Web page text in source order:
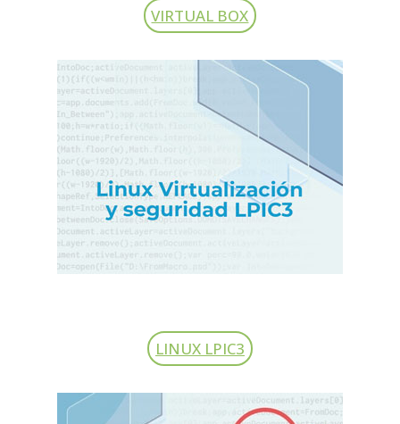
VIRTUAL BOX
LINUX LPIC3